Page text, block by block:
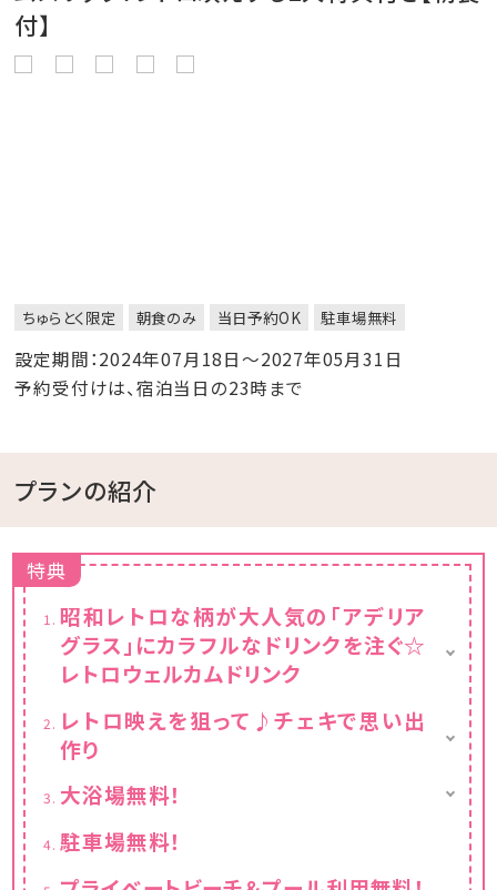
付】
ちゅらとく限定 朝食のみ 当日予約OK 駐車場無料
設定期間：2024年07月18日～2027年05月31日
予約受付けは、宿泊当日の23時まで
プランの紹介
特典
昭和レトロな柄が大人気の「アデリア
グラス」にカラフルなドリンクを注ぐ☆
レトロウェルカムドリンク
お好きなドリンク1本お渡し（人数分）
※小学生以上の方が対象
レトロ映えを狙って♪チェキで思い出
作り
チェキ専用フィルムチェキ専用フィルム1パック
大浴場無料！
駐車場無料！